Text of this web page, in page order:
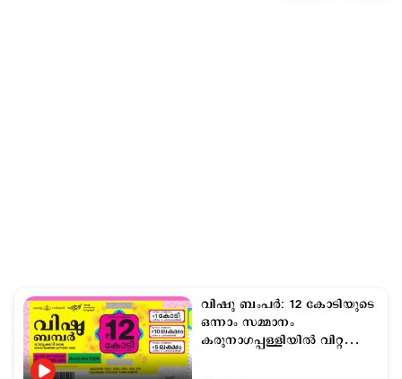
വിഷു ബംപര്‍: 12 കോടിയുടെ
ഒന്നാം സമ്മാനം
കരുനാഗപ്പള്ളിയില്‍ വിറ്റ